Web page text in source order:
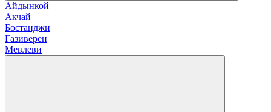
Айдынкой
Акчай
Бостанджи
Газиверен
Мевлеви